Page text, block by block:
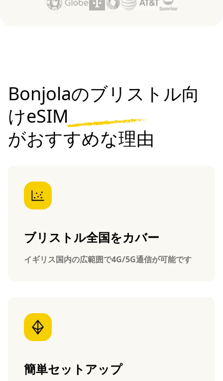
Bonjolaのブリストル向
けeSIM
がおすすめな理由
ブリストル全国をカバー
イギリス国内の広範囲で4G/5G通信が可能です
簡単セットアップ